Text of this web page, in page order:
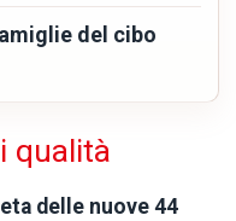
del cibo
qualità
delle nuove 44